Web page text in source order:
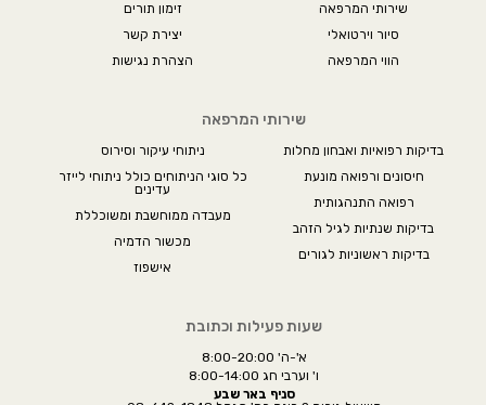
שירותי המרפאה
סיור וירטואלי
הווי המרפאה
זימון תורים
יצירת קשר
הצהרת נגישות
שירותי המרפאה
בדיקות רפואיות ואבחון מחלות
חיסונים ורפואה מונעת
רפואה התנהגותית
בדיקות שנתיות לגיל הזהב
בדיקות ראשוניות לגורים
ניתוחי עיקור וסירוס
כל סוגי הניתוחים כולל ניתוחי לייזר
עדינים
מעבדה ממוחשבת ומשוכללת
מכשור הדמיה
אישפוז
שעות פעילות וכתובת
א'-ה' 8:00-20:00
ו' וערבי חג 8:00-14:00
סניף באר שבע